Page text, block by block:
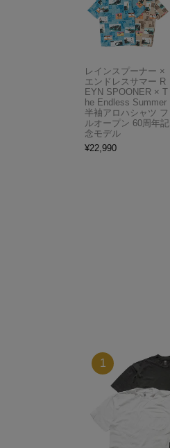
レインスプーナー ×
エンドレスサマー R
EYN SPOONER × T
he Endless Summer
半袖アロハシャツ フ
ルオープン 60周年記
念モデル
¥22,990